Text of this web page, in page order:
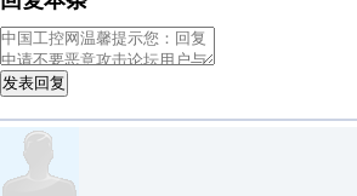
发表回复